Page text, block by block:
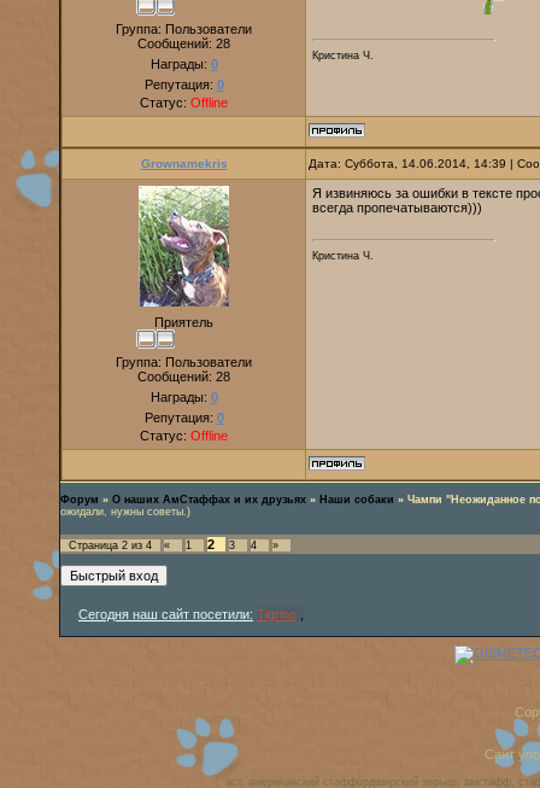
Группа: Пользователи
Сообщений: 28
Награды: 0
Репутация: 0
Статус: Offline
Кристина Ч.
Grownamekris Дата: Суббота, 14.06.2014, 14:39 |
Приятель
Группа: Пользователи
Сообщений: 28
Награды: 0
Репутация: 0
Статус: Offline
Я извиняюсь за ошибки в тексте
всегда пропечатываются)))
Кристина Ч.
Форум » О наших АмСтаффах и их друзьях » Наши собаки » Чампи "Неожиданное
ожидали, нужны советы.)
Страница 2 из 4 « 1 2 3 4 »
Сегодня наш сайт посетили: Tigrino
Сайт
аст, американский стаффордширский терьер, амстафф,